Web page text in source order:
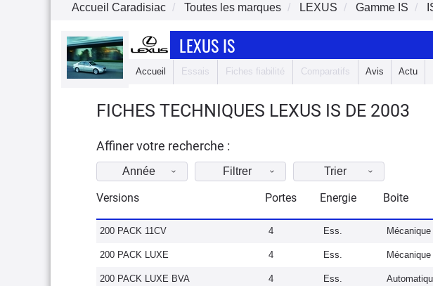
Accueil Caradisiac Toutes les marques LEXUS Gamme IS
LEXUS IS
Accueil Essais Fiches fiabilité Comparatifs Avis Actu
FICHES TECHNIQUES LEXUS IS DE 2003
Affiner votre recherche :
Année Filtrer Trier
Versions Portes Energie Boite
200 PACK 11CV 4 Ess. Mécanique
200 PACK LUXE 4 Ess. Mécanique
200 PACK LUXE BVA 4 Ess.